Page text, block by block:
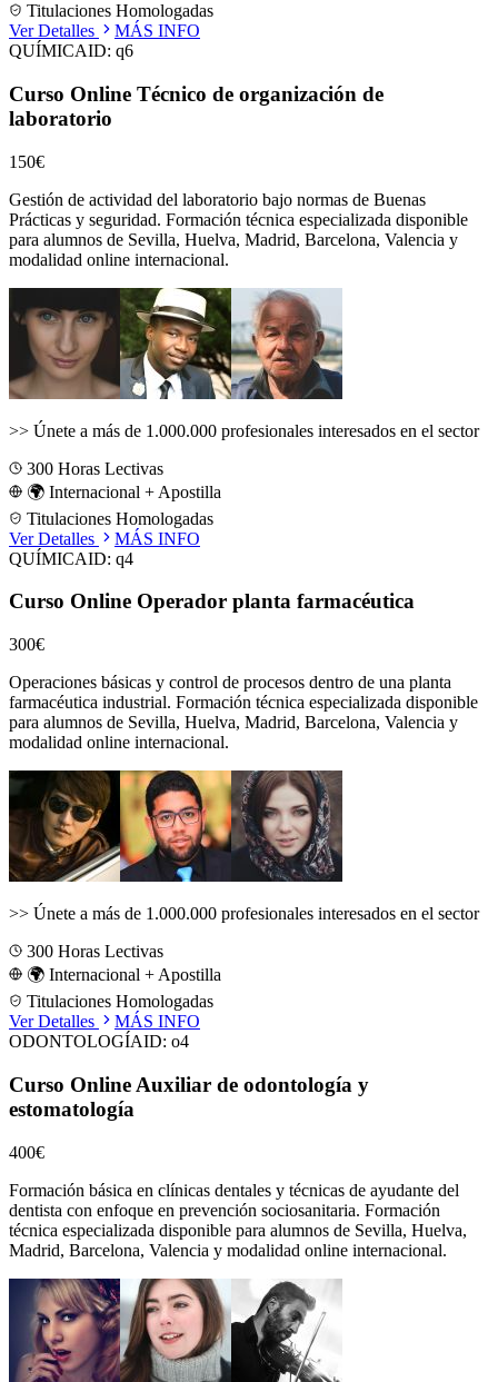
Titulaciones Homologadas
Ver Detalles
MÁS INFO
QUÍMICAID: q6
Curso Online Técnico de organización de
laboratorio
150€
Gestión de actividad del laboratorio bajo normas de Buenas
Prácticas y seguridad. Formación técnica especializada disponible
para alumnos de Sevilla, Huelva, Madrid, Barcelona, Valencia y
modalidad online internacional.
>> Únete a más de 1.000.000 profesionales interesados en el sector
300 Horas Lectivas
🌍 Internacional + Apostilla
Titulaciones Homologadas
Ver Detalles
MÁS INFO
QUÍMICAID: q4
Curso Online Operador planta farmacéutica
300€
Operaciones básicas y control de procesos dentro de una planta
farmacéutica industrial. Formación técnica especializada disponible
para alumnos de Sevilla, Huelva, Madrid, Barcelona, Valencia y
modalidad online internacional.
>> Únete a más de 1.000.000 profesionales interesados en el sector
300 Horas Lectivas
🌍 Internacional + Apostilla
Titulaciones Homologadas
Ver Detalles
MÁS INFO
ODONTOLOGÍAID: o4
Curso Online Auxiliar de odontología y
estomatología
400€
Formación básica en clínicas dentales y técnicas de ayudante del
dentista con enfoque en prevención sociosanitaria. Formación
técnica especializada disponible para alumnos de Sevilla, Huelva,
Madrid, Barcelona, Valencia y modalidad online internacional.